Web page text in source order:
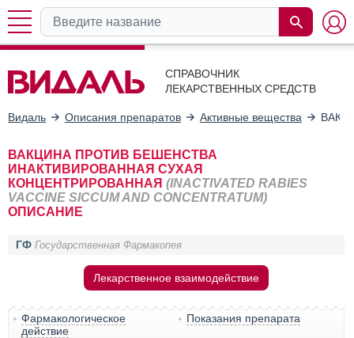
СПРАВОЧНИК
ЛЕКАРСТВЕННЫХ СРЕДСТВ
Видаль Описания препаратов Активные вещества
ВАКЦИНА ПРОТИВ БЕШЕНСТВА
ИНАКТИВИРОВАННАЯ СУХАЯ
КОНЦЕНТРИРОВАННАЯ (INACTIVATED RABIES
VACCINE SICCUM AND CONCENTRATUM)
ОПИСАНИЕ
ГФ Государственная Фармакопея
Лекарственное взаимодействие
Фармакологическое
действие
Показания препарата